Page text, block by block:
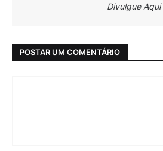
Divulgue Aqui
POSTAR UM COMENTÁRIO